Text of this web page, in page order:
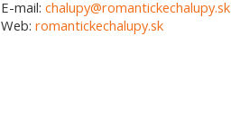
E-mail: chalupy@romantickechalupy.sk
Web: romantickechalupy.sk